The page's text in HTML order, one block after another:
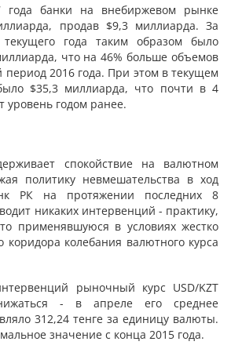
года банки на внебиржевом рынке
продав $9,3 миллиарда. За
текущего года таким образом было
что на 46% больше объемов
период 2016 года. При этом в текущем
$35,3 миллиарда, что почти в 4
уровень годом ранее.
спокойствие на валютном
политику невмешательства в ход
РК на протяжении последних 8
никаких интервенций - практику,
применявшуюся в условиях жестко
коридора колебания валютного курса
рыночный курс USD/KZT
- в апреле его среднее
312,24 тенге за единицу валюты.
значение с конца 2015 года.